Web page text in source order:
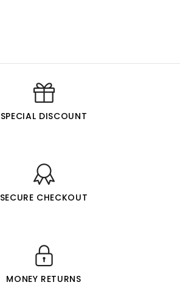
SPECIAL DISCOUNT
SECURE CHECKOUT
MONEY RETURNS